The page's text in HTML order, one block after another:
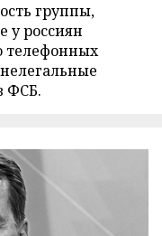
группы,
у россиян
телефонных
ФСБ.